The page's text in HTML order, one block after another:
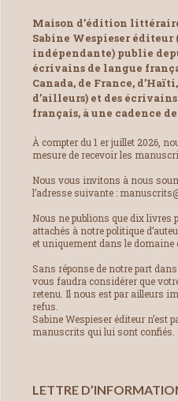
Maison d’édition
Sabine Wespieser éditeur
indépendante) publie
écrivains de langue
Canada, de France,
d’ailleurs) et des
français, à une cadence
À compter du 1 er juillet 2026,
mesure de recevoir les
Nous vous invitons à nous
l’adresse suivante :
Nous ne publions que dix livres
attachés à notre politique
et uniquement dans le domaine
Sans réponse de notre part
vous faudra considérer que
retenu. Il nous est par ailleurs
refus.
Sabine Wespieser éditeur n’est
manuscrits qui lui sont confiés.
LETTRE